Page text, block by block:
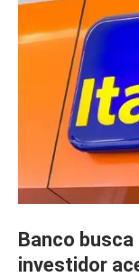
Banco
investidor